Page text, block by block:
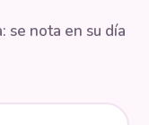
se nota en su día